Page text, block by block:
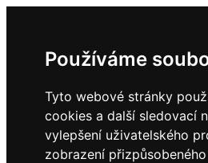
Používáme
Tyto webové stránky
cookies a další sledovací
vylepšení uživatelského
zobrazení